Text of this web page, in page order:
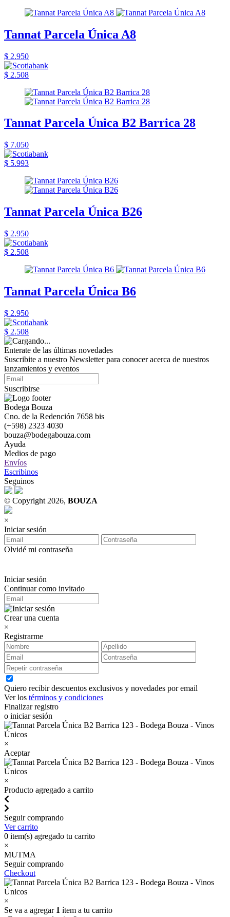
Tannat Parcela Única A8
$ 2.950
$ 2.508
Tannat Parcela Única B2 Barrica 28
$ 7.050
$ 5.993
Tannat Parcela Única B26
$ 2.950
$ 2.508
Tannat Parcela Única B6
$ 2.950
$ 2.508
Enterate de las últimas novedades
Suscribite a nuestro Newsletter para conocer acerca de nuestros
lanzamientos y eventos
Suscribirse
Bodega Bouza
Cno. de la Redención 7658 bis
(+598) 2323 4030
bouza@bodegabouza.com
Ayuda
Medios de pago
Envíos
Escribinos
Seguinos
© Copyright 2026, BOUZA
×
Iniciar sesión
Olvidé mi contraseña
Iniciar sesión
Continuar como invitado
Crear una cuenta
×
Registrarme
Quiero recibir descuentos exclusivos y novedades por email
Ver los términos y condiciones
Finalizar registro
o iniciar sesión
×
Aceptar
×
Producto agregado a carrito
Seguir comprando
Ver carrito
0 item(s) agregado tu carrito
×
MUTMA
Seguir comprando
Checkout
×
Se va a agregar 1 ítem a tu carrito